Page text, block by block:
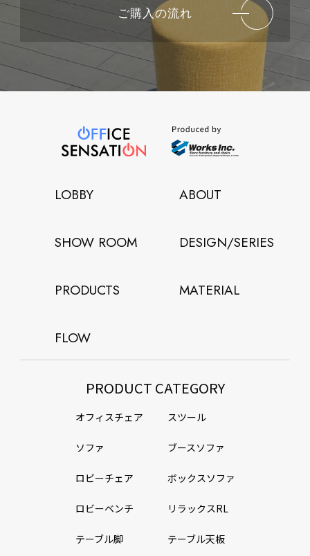
ご購入の流れ
LOBBY ABOUT
SHOW ROOM DESIGN/SERIES
PRODUCTS MATERIAL
FLOW
PRODUCT CATEGORY
オフィスチェア スツール
ソファ ブースソファ
ロビーチェア ボックスソファ
ロビーベンチ リラックスRL
テーブル脚 テーブル天板